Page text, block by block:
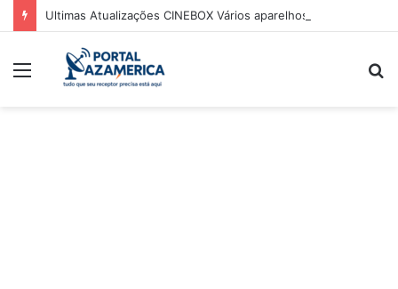
Ultimas Atualizações CINEBOX Vários aparelhos 2025